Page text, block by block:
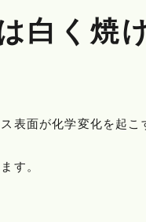
白く焼
面が化学変化を起こ
す。